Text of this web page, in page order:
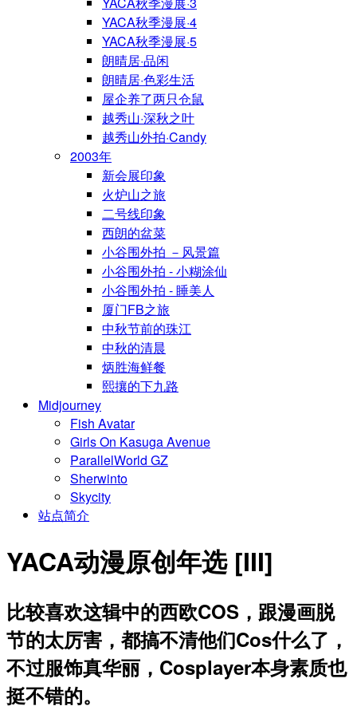
YACA秋季漫展·4
YACA秋季漫展·5
朗晴居·品闲
朗晴居·色彩生活
屋企养了两只仓鼠
越秀山·深秋之叶
越秀山外拍·Candy
2003年
新会展印象
火炉山之旅
二号线印象
西朗的盆菜
小谷围外拍 －风景篇
小谷围外拍 - 小糊涂仙
小谷围外拍 - 睡美人
厦门FB之旅
中秋节前的珠江
中秋的清晨
炳胜海鲜餐
熙攘的下九路
Midjourney
Fish Avatar
Girls On Kasuga Avenue
ParallelWorld GZ
Sherwinto
Skycity
站点简介
YACA动漫原创年选 [III]
比较喜欢这辑中的西欧COS，跟漫画脱
节的太厉害，都搞不清他们Cos什么了，
不过服饰真华丽，Cosplayer本身素质也
挺不错的。